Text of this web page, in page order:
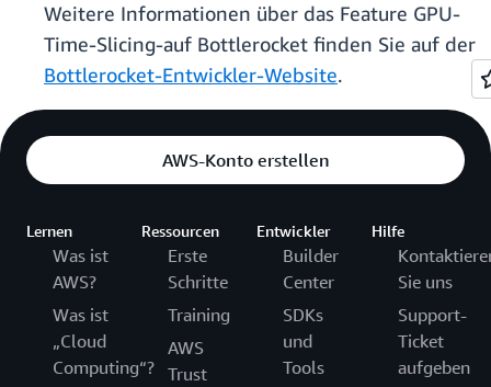
Weitere Informationen über das Feature GPU-
Time-Slicing-auf Bottlerocket finden Sie auf der
Bottlerocket-Entwickler-Website.
AWS-Konto erstellen
Lernen
Was ist
AWS?
Was ist
„Cloud
Computing“?
Ressourcen
Erste
Schritte
Training
AWS
Trust
Entwickler
Builder
Center
SDKs
und
Tools
Hilfe
Sie uns
Support-
Ticket
aufgeben